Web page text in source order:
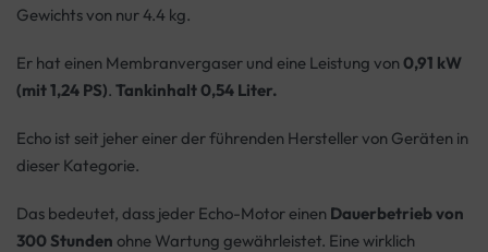
Gewichts von nur 4.4 kg.
Er hat einen Membranvergaser und eine Leistung von 0,91 kW
(mit 1,24 PS). Tankinhalt 0,54 Liter.
Echo ist seit jeher einer der führenden Hersteller von Geräten in
dieser Kategorie.
Das bedeutet, dass jeder Echo-Motor einen Dauerbetrieb von
300 Stunden ohne Wartung gewährleistet. Eine wirklich